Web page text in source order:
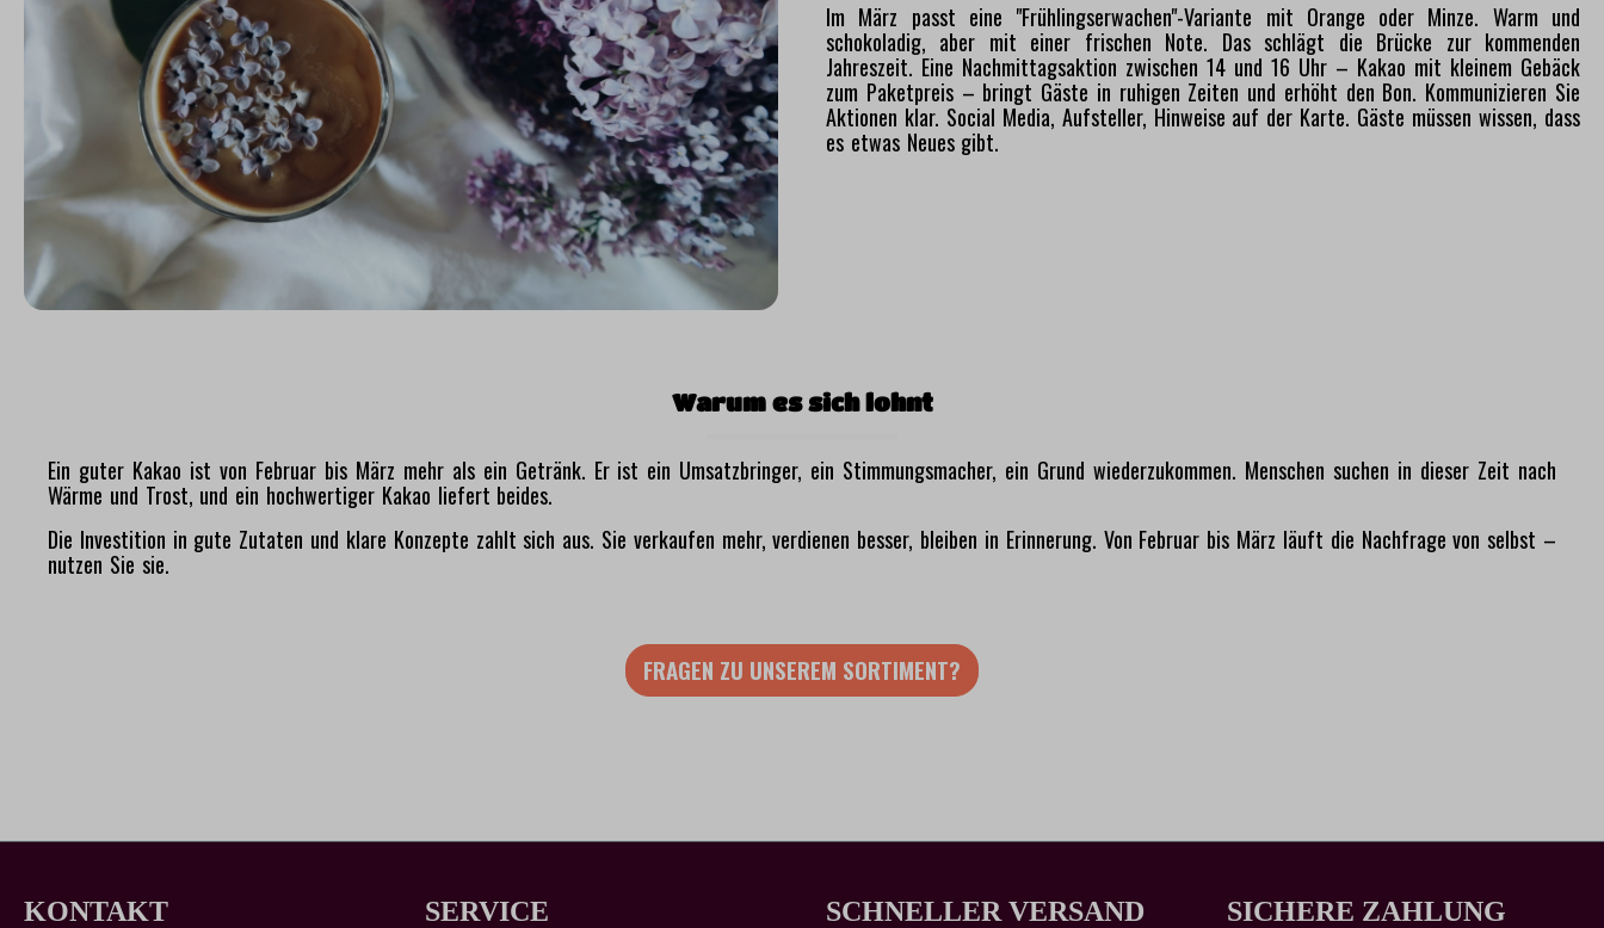
Im März passt eine "Frühlingserwachen"-Variante mit Orange oder Minze. Warm und
schokoladig, aber mit einer frischen Note. Das schlägt die Brücke zur kommenden
Jahreszeit. Eine Nachmittagsaktion zwischen 14 und 16 Uhr – Kakao mit kleinem Gebäck
zum Paketpreis – bringt Gäste in ruhigen Zeiten und erhöht den Bon. Kommunizieren Sie
Aktionen klar. Social Media, Aufsteller, Hinweise auf der Karte. Gäste müssen wissen, dass
es etwas Neues gibt.
Warum es sich lohnt
Ein guter Kakao ist von Februar bis März mehr als ein Getränk. Er ist ein Umsatzbringer, ein Stimmungsmacher, ein Grund wiederzukommen. Menschen suchen in dieser Zeit nach
Wärme und Trost, und ein hochwertiger Kakao liefert beides.
Die Investition in gute Zutaten und klare Konzepte zahlt sich aus. Sie verkaufen mehr, verdienen besser, bleiben in Erinnerung. Von Februar bis März läuft die Nachfrage von selbst –
nutzen Sie sie.
FRAGEN ZU UNSEREM SORTIMENT?
KONTAKT
SERVICE
SCHNELLER VERSAND
SICHERE ZAHLUNG